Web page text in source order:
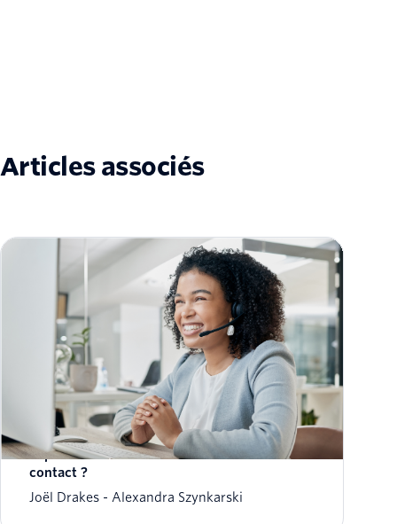
Articles associés
Et si le succès de l’engagement client en 2023
dépendait de la modernisation des centres de
contact ?
Joël Drakes
Alexandra Szynkarski